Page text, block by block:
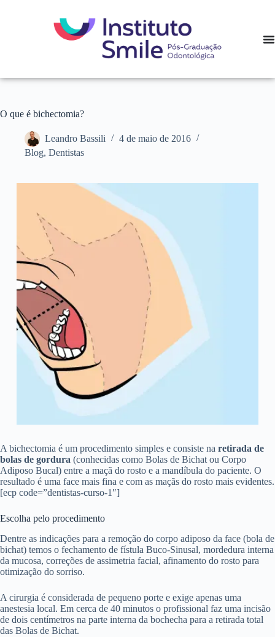
O que é bichectomia?
Leandro Bassili
4 de maio de 2016
Blog, Dentistas
A bichectomia é um procedimento simples e consiste na retirada de
bolas de gordura (conhecidas como Bolas de Bichat ou Corpo
Adiposo Bucal) entre a maçã do rosto e a mandíbula do paciente. O
resultado é uma face mais fina e com as maçãs do rosto mais evidentes.
[ecp code=”dentistas-curso-1″]
Escolha pelo procedimento
Dentre as indicações para a remoção do corpo adiposo da face (bola de
bichat) temos o fechamento de fístula Buco-Sinusal, mordedura interna
da mucosa, correções de assimetria facial, afinamento do rosto para
otimização do sorriso.
A cirurgia é considerada de pequeno porte e exige apenas uma
anestesia local. Em cerca de 40 minutos o profissional faz uma incisão
de dois centímetros na parte interna da bochecha para a retirada total
das Bolas de Bichat.